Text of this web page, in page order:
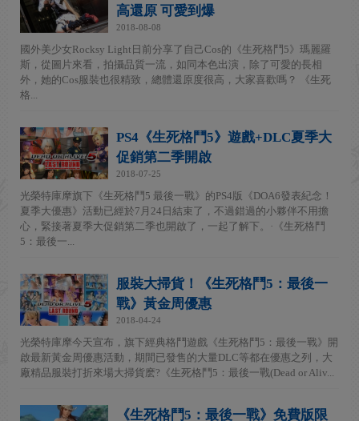
高還原 可愛到爆
2018-08-08
國外美少女Rocksy Light日前分享了自己Cos的《生死格鬥5》瑪麗羅
斯，從圖片來看，拍攝品質一流，如同本色出演，除了可愛的長相
外，她的Cos服裝也很精致，總體還原度很高，大家喜歡嗎？ 《生死
格...
PS4《生死格鬥5》遊戲+DLC夏季大
促銷第二季開啟
2018-07-25
光榮特庫摩旗下《生死格鬥5 最後一戰》的PS4版《DOA6發表紀念！
夏季大優惠》活動已經於7月24日結束了，不過錯過的小夥伴不用擔
心，緊接著夏季大促銷第二季也開啟了，一起了解下。·《生死格鬥
5：最後一...
服裝大掃貨！《生死格鬥5：最後一
戰》黃金周優惠
2018-04-24
光榮特庫摩今天宣布，旗下經典格鬥遊戲《生死格鬥5：最後一戰》開
啟最新黃金周優惠活動，期間已發售的大量DLC等都在優惠之列，大
廠精品服裝打折來場大掃貨麽?《生死格鬥5：最後一戰(Dead or Aliv...
《生死格鬥5：最後一戰》免費版限